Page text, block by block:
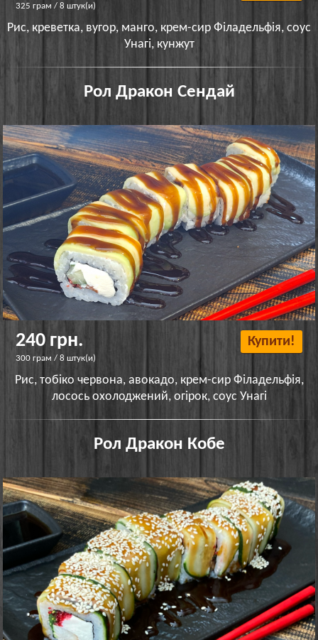
325 грам / 8 штук(и)
Рис, креветка, вугор, манго, крем-сир Філадельфія, соус
Унагі, кунжут
Рол Дракон Сендай
240 грн.
300 грам / 8 штук(и)
Купити!
Рис, тобіко червона, авокадо, крем-сир Філадельфія,
лосось охолоджений, огірок, соус Унагі
Рол Дракон Кобе